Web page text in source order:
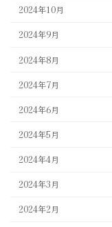
2024年10月
2024年9月
2024年8月
2024年7月
2024年6月
2024年5月
2024年4月
2024年3月
2024年2月